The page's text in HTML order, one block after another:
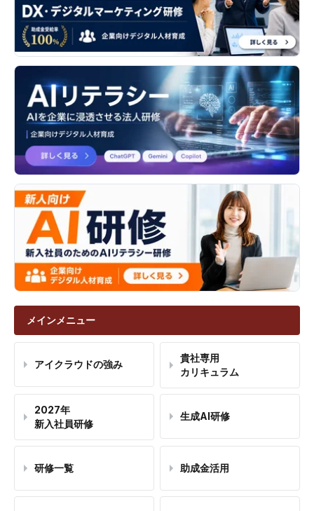
メインメニュー
アイクラウドの強み
貴社専用
カリキュラム
2027年
新入社員研修
生成AI研修
研修一覧 助成金活用